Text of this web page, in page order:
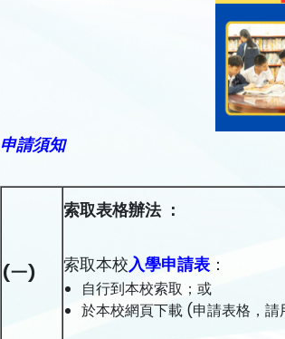
申請須知
(一)
索取表格辦法 ：
索取本校入學申請表：
自行到本校索取；或
於本校網頁下載 (申請表格，